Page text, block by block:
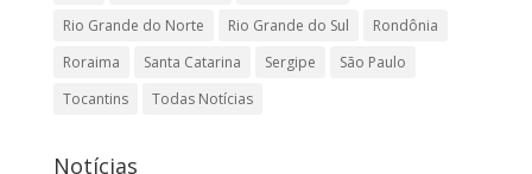
Rio Grande do Norte
Rio Grande do Sul
Rondônia
Roraima
Santa Catarina Sergipe
São Paulo
Tocantins
Todas Notícias
Notícias